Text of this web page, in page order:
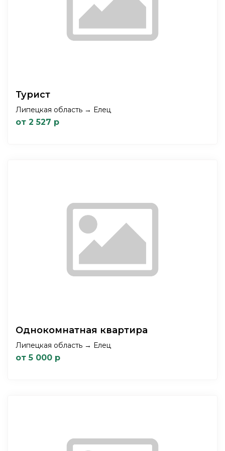
Турист
Липецкая область → Елец
от 2 527 р
Однокомнатная квартира
Липецкая область → Елец
от 5 000 р